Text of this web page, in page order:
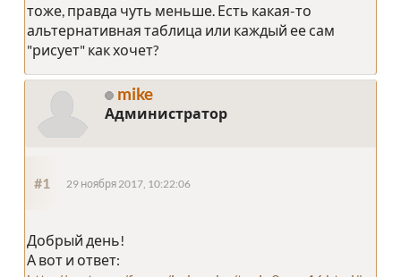
тоже, правда чуть меньше. Есть какая-то
альтернативная таблица или каждый ее сам
"рисует" как хочет?
mike
Администратор
#1 29 ноября 2017, 10:22:06
Добрый день!
А вот и ответ: